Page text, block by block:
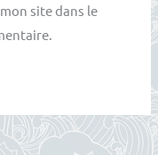
site dans le